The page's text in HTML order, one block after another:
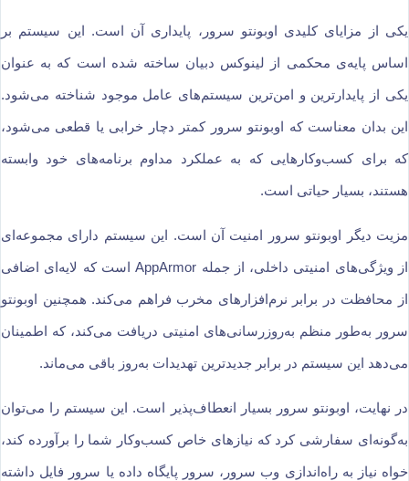
یکی از مزایای کلیدی اوبونتو سرور، پایداری آن است. این سیستم بر
اساس پایه‌ی محکمی از لینوکس دبیان ساخته شده است که به عنوان
یکی از پایدارترین و امن‌ترین سیستم‌های عامل موجود شناخته می‌شود.
این بدان معناست که اوبونتو سرور کمتر دچار خرابی یا قطعی می‌شود،
که برای کسب‌و‌کارهایی که به عملکرد مداوم برنامه‌های خود وابسته
هستند، بسیار حیاتی است.
مزیت دیگر اوبونتو سرور امنیت آن است. این سیستم دارای مجموعه‌ای
از ویژگی‌های امنیتی داخلی، از جمله AppArmor است که لایه‌ای اضافی
از محافظت در برابر نرم‌افزارهای مخرب فراهم می‌کند. همچنین اوبونتو
سرور به‌طور منظم به‌روزرسانی‌های امنیتی دریافت می‌کند، که اطمینان
می‌دهد این سیستم در برابر جدیدترین تهدیدات به‌روز باقی می‌ماند.
در نهایت، اوبونتو سرور بسیار انعطاف‌پذیر است. این سیستم را می‌توان
به‌گونه‌ای سفارشی کرد که نیازهای خاص کسب‌و‌کار شما را برآورده کند،
خواه نیاز به راه‌اندازی وب سرور، سرور پایگاه داده یا سرور فایل داشته